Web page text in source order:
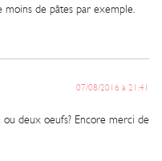
moins de pâtes par exemple.
07/08/2016 à 21:41
deux oeufs? Encore merci de